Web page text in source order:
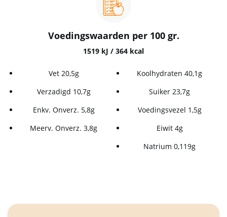
Voedingswaarden per 100 gr.
1519 kJ / 364 kcal
Vet 20,5g
Verzadigd 10,7g
Enkv. Onverz. 5,8g
Meerv. Onverz. 3,8g
Koolhydraten 40,1g
Suiker 23,7g
Voedingsvezel 1,5g
Eiwit 4g
Natrium 0,119g